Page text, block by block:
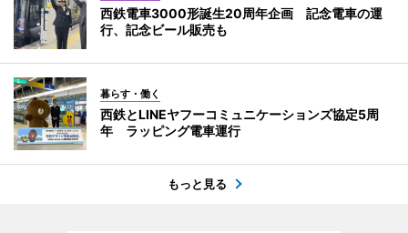
西鉄電車3000形誕生20周年企画 記念電車の運
行、記念ビール販売も
暮らす・働く
西鉄とLINEヤフーコミュニケーションズ協定5周
年 ラッピング電車運行
もっと見る